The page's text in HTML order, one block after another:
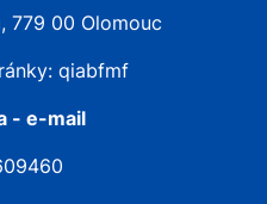
779 00 Olomouc
qiabfmf
- e-mail